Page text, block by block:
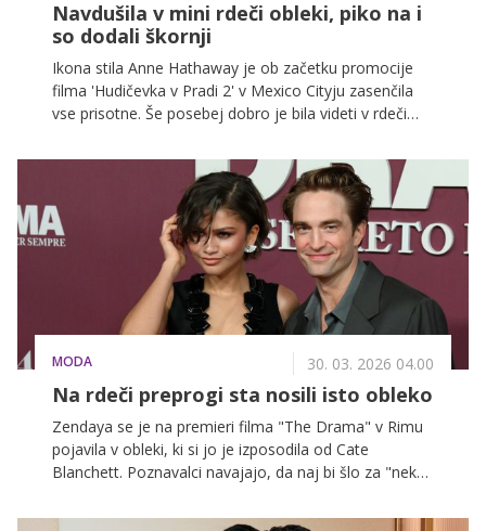
Navdušila v mini rdeči obleki, piko na i
so dodali škornji
Ikona stila Anne Hathaway je ob začetku promocije
filma 'Hudičevka v Pradi 2' v Mexico Cityju zasenčila
vse prisotne. Še posebej dobro je bila videti v rdeči
MODA 30. 03. 2026 04.00
Na rdeči preprogi sta nosili isto obleko
Zendaya se je na premieri filma "The Drama" v Rimu
pojavila v obleki, ki si jo je izposodila od Cate
Blanchett. Poznavalci navajajo, da naj bi šlo za "nekaj
naslovila govorice o poroki.